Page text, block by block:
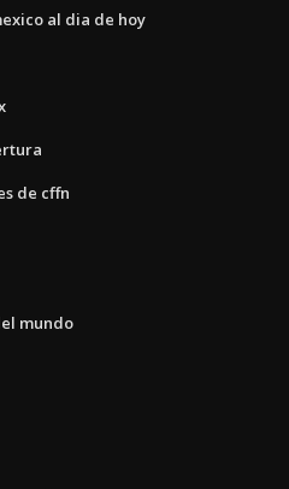
al dia de hoy
de cffn
mundo